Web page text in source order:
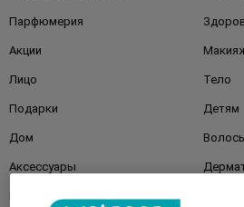
Парфюмерия
Акции
Лицо Тело
Подарки Детям
Дом
Аксессуары